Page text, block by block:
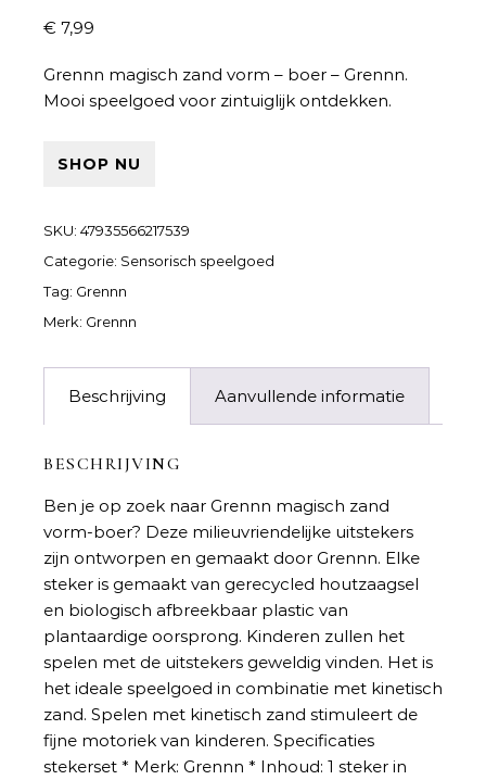
€ 7,99
Grennn magisch zand vorm – boer – Grennn.
Mooi speelgoed voor zintuiglijk ontdekken.
SHOP NU
SKU: 47935566217539
Categorie: Sensorisch speelgoed
Tag: Grennn
Merk: Grennn
Beschrijving Aanvullende informatie
BESCHRIJVING
Ben je op zoek naar Grennn magisch zand
vorm-boer? Deze milieuvriendelijke uitstekers
zijn ontworpen en gemaakt door Grennn. Elke
steker is gemaakt van gerecycled houtzaagsel
en biologisch afbreekbaar plastic van
plantaardige oorsprong. Kinderen zullen het
spelen met de uitstekers geweldig vinden. Het is
het ideale speelgoed in combinatie met kinetisch
zand. Spelen met kinetisch zand stimuleert de
fijne motoriek van kinderen. Specificaties
stekerset * Merk: Grennn * Inhoud: 1 steker in